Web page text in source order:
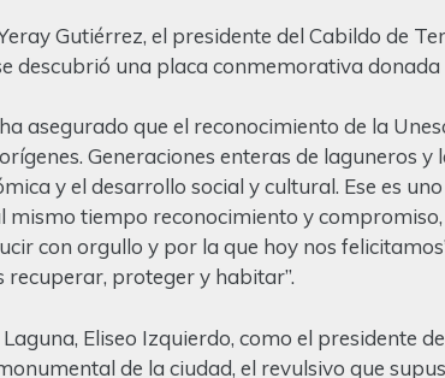
Gutiérrez, el presidente del Cabildo de
descubrió una placa conmemorativa
asegurado que el reconocimiento de la
Generaciones enteras de
y el desarrollo social y cultural. Ese es
mismo tiempo reconocimiento y
con orgullo y por la que hoy nos
proteger y habitar”.
Eliseo Izquierdo, como el presidente
de la ciudad, el revulsivo que